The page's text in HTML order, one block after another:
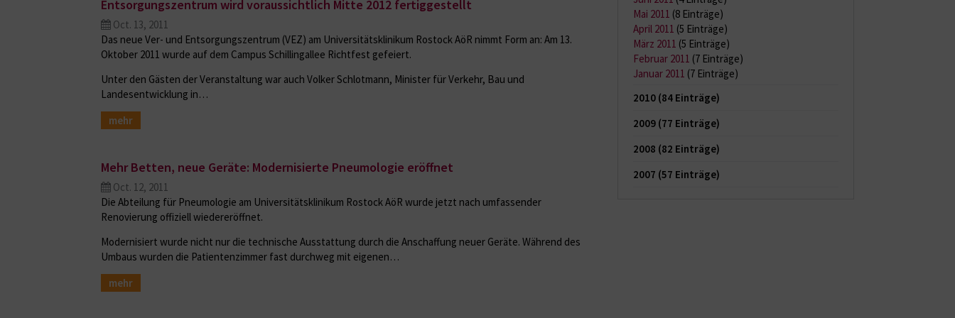
Entsorgungszentrum wird voraussichtlich Mitte 2012 fertiggestellt
Oct. 13, 2011
Das neue Ver- und Entsorgungszentrum (VEZ) am Universitätsklinikum Rostock AöR nimmt Form an: Am 13.
Oktober 2011 wurde auf dem Campus Schillingallee Richtfest gefeiert.
Unter den Gästen der Veranstaltung war auch Volker Schlotmann, Minister für Verkehr, Bau und
Landesentwicklung in…
mehr
Mehr Betten, neue Geräte: Modernisierte Pneumologie eröffnet
Oct. 12, 2011
Die Abteilung für Pneumologie am Universitätsklinikum Rostock AöR wurde jetzt nach umfassender
Renovierung offiziell wiedereröffnet.
Modernisiert wurde nicht nur die technische Ausstattung durch die Anschaffung neuer Geräte. Während des
Umbaus wurden die Patientenzimmer fast durchweg mit eigenen…
mehr
Mai 2011 (8 Einträge)
April 2011 (5 Einträge)
März 2011 (5 Einträge)
Februar 2011 (7 Einträge)
Januar 2011 (7 Einträge)
2010 (84 Einträge)
2009 (77 Einträge)
2008 (82 Einträge)
2007 (57 Einträge)